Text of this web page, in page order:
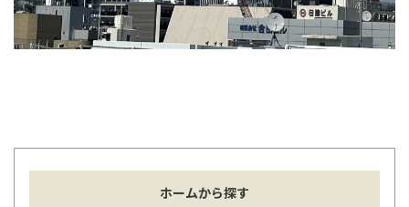
ホームから探す